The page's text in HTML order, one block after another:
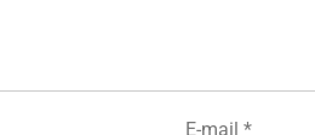
E-mail *